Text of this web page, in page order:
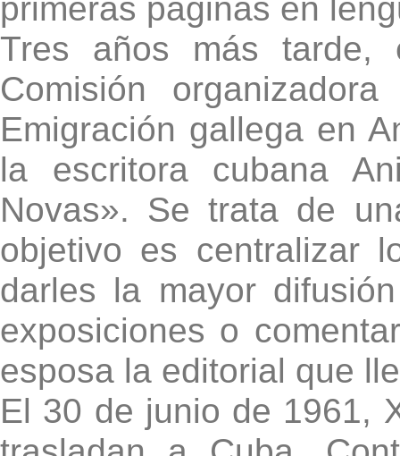
primeras páginas en
Tres años más
Comisión
Emigración gallega en
la escritora cubana
Novas». Se trata de
objetivo es centralizar
darles la mayor
exposiciones o
esposa la editorial que
El 30 de junio de 1961,